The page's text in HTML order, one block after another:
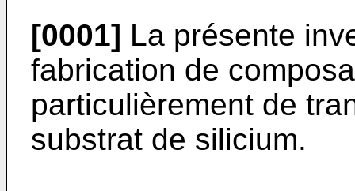
[0001] La présente
fabrication de
particulièrement de
substrat de silicium.